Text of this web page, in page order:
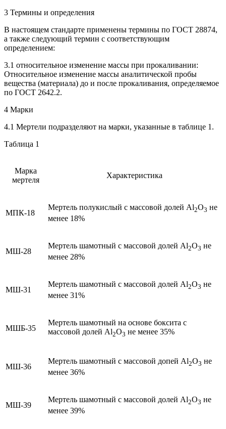
3 Термины и определения
В настоящем стандарте применены термины по ГОСТ 28874,
а также следующий термин с соответствующим
определением:
3.1 относительное изменение массы при прокаливании:
Относительное изменение массы аналитической пробы
вещества (материала) до и после прокаливания, определяемое
по ГОСТ 2642.2.
4 Марки
4.1 Мертели подразделяют на марки, указанные в таблице 1.
Таблица 1
Марка
мертеля
Характеристика
МПК-18
Мертель полукислый с массовой долей Al2O3 не
менее 18%
МШ-28
Мертель шамотный с массовой долей Al2O3 не
менее 28%
МШ-31
Мертель шамотный с массовой долей Al2O3 не
менее 31%
МШБ-35
Мертель шамотный на основе боксита с
массовой долей Al2O3 не менее 35%
МШ-36
Мертель шамотный с массовой допей Al2O3 не
менее 36%
МШ-39
Мертель шамотный с массовой долей Al2O3 не
менее 39%